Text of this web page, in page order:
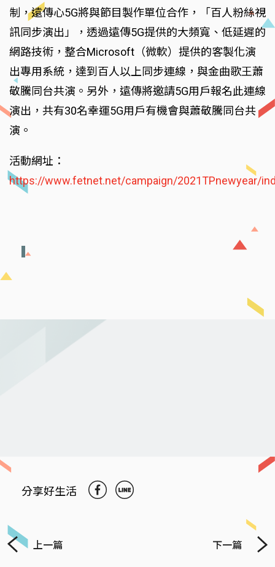
制，遠傳心5G將與節目製作單位合作，「百人粉絲視
訊同步演出」，透過遠傳5G提供的大頻寬、低延遲的
網路技術，整合Microsoft（微軟）提供的客製化演
出專用系統，達到百人以上同步連線，與金曲歌王蕭
敬騰同台共演。另外，遠傳將邀請5G用戶報名此連線
演出，共有30名幸運5G用戶有機會與蕭敬騰同台共
演。
活動網址：
https://www.fetnet.net/campaign/2021TPnewyear/
分享好生活
上一篇 下一篇